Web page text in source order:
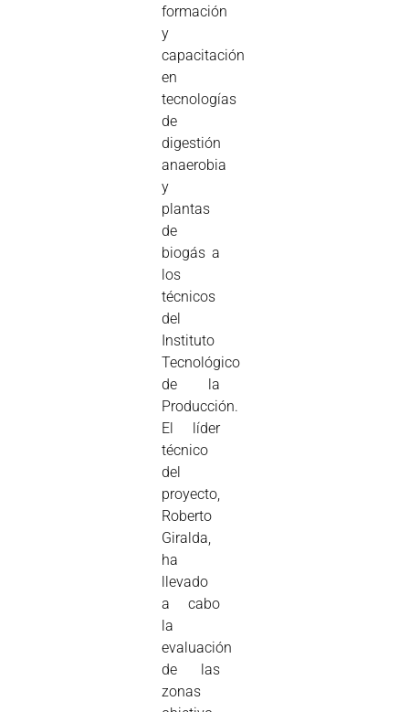
formación
y
capacitación
en
tecnologías
de
digestión
anaerobia
y
plantas
de
biogás a
los
técnicos
del
Instituto
Tecnológico
de la
Producción.
El líder
técnico
del
proyecto,
Roberto
Giralda,
ha
llevado
a cabo
la
evaluación
de las
zonas